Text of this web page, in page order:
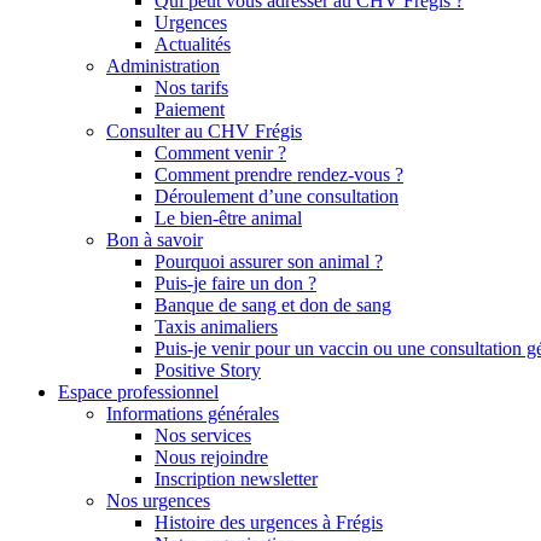
Urgences
Actualités
Administration
Nos tarifs
Paiement
Consulter au CHV Frégis
Comment venir ?
Comment prendre rendez-vous ?
Déroulement d’une consultation
Le bien-être animal
Bon à savoir
Pourquoi assurer son animal ?
Puis-je faire un don ?
Banque de sang et don de sang
Taxis animaliers
Puis-je venir pour un vaccin ou une consultation
Positive Story
Espace professionnel
Informations générales
Nos services
Nous rejoindre
Inscription newsletter
Nos urgences
Histoire des urgences à Frégis